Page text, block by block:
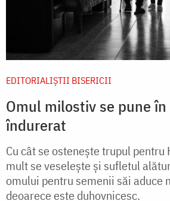
EDITORIALIȘTII BISERICII
Omul milostiv se pune
îndurerat
Cu cât se ostenește trupul
mult se veselește și sufletul
omului pentru semenii săi aduce
deoarece este duhovnicesc.